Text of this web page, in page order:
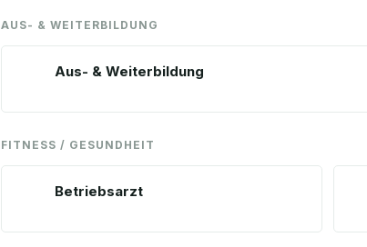
AUS- & WEITERBILDUNG
Aus- & Weiterbildung
FITNESS / GESUNDHEIT
Betriebsarzt